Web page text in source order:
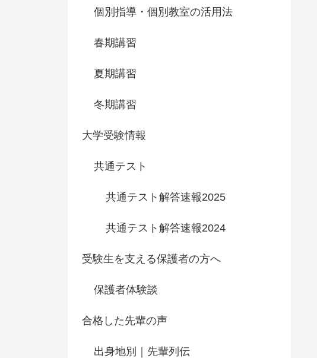
個別指導・個別教室の活用法
春期講習
夏期講習
冬期講習
大学受験情報
共通テスト
共通テスト解答速報2025
共通テスト解答速報2024
受験生を支える保護者の方へ
保護者体験談
合格した先輩の声
出身地別｜先輩列伝